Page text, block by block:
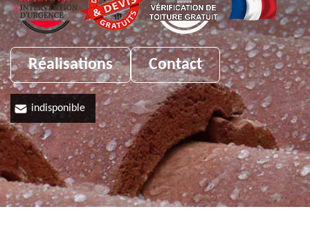
Réalisations Contact
indisponible